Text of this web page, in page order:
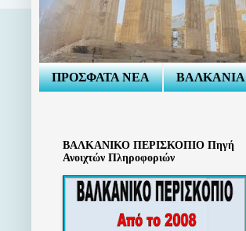
ΠΡΟΣΦΑΤΑ ΝΕΑ ΒΑΛΚΑΝΙΑ
ΒΑΛΚΑΝΙΚΟ ΠΕΡΙΣΚΟΠΙΟ Πηγή
Ανοιχτών Πληροφοριών